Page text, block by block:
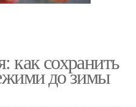
как сохранить
до зимы